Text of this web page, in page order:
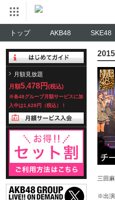
トップ AKB48 SKE48
月額見放題
月額5,478円 (税込)
※各48グループ月額サービスに加
入中は1,628円（税込）！
三田
※出演